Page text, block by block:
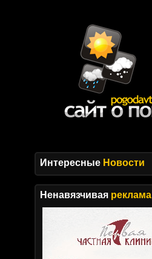
Интересные Новости
Ненавязчивая реклама